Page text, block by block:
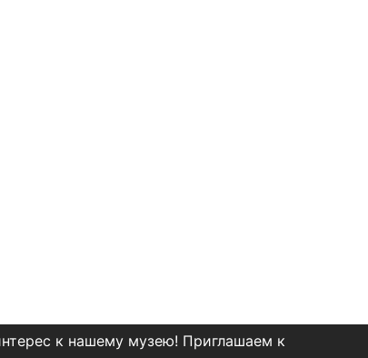
к нашему музею! Приглашаем к